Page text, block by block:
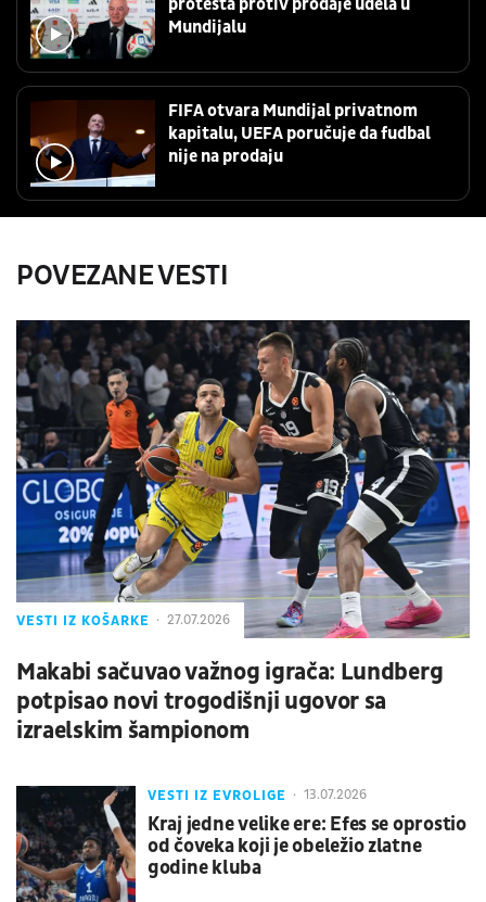
protesta protiv prodaje udela u
Mundijalu
FIFA otvara Mundijal privatnom
kapitalu, UEFA poručuje da fudbal
nije na prodaju
POVEZANE VESTI
VESTI IZ KOŠARKE 27.07.2026
Makabi sačuvao važnog igrača: Lundberg
potpisao novi trogodišnji ugovor sa
izraelskim šampionom
VESTI IZ EVROLIGE 13.07.2026
Kraj jedne velike ere: Efes se oprostio
od čoveka koji je obeležio zlatne
godine kluba